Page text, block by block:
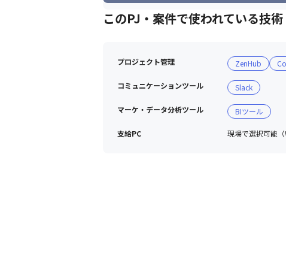
このPJ・案件で使われている技術
プロジェクト管理 ZenHub
コミュニケーションツール Slack
マーケ・データ分析ツール BIツール
支給PC 現場で選択可能